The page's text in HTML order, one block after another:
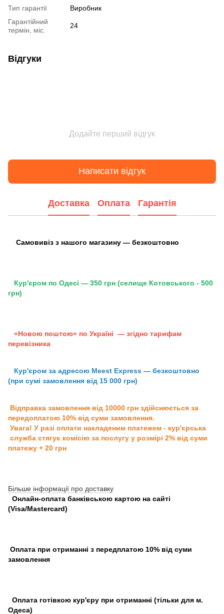
Тип гарантії
Виробник
Гарантійний
термін, міс.
24
Відгуки
Додайте перший відгук
Написати відгук
Доставка Оплата Гарантія
Самовивіз з нашого магазину — безкоштовно
Кур'єром по Одесі — 350 грн (селище Котовського - 500
грн)
«Новою поштою» по Україні — згідно тарифам
перевізника
Кур'єром за адресою Meest Express — безкоштовно
(при сумі замовлення від 15 000 грн)
Відправка замовлення від 10000 грн здійснюється за
передоплатою 10% від суми замовлення.
Увага! У разі оплати накладеним платежем - кур'єрська
служба стягує комісію за послугу у розмірі 2% від суми
платежу + 20 грн
Більше інформації про доставку
Онлайн-оплата банківською картою на сайті
(Visa/Mastercard)
Оплата при отриманні з передплатою 10% від суми
замовлення
Оплата готівкою кур'єру при отриманні (тільки для м.
Одеса)